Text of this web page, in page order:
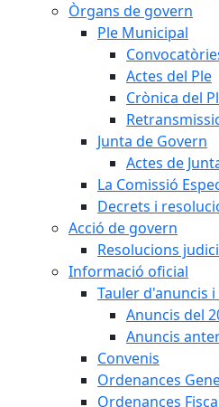
Òrgans de govern
Ple Municipal
Actes del Ple
Crònica del
Junta de Govern
Actes de
La Comissió
Decrets i
Acció de govern
Resolucions
Informació oficial
Tauler d'anuncis
Anuncis del
Anuncis
Convenis
Ordenances
Ordenances